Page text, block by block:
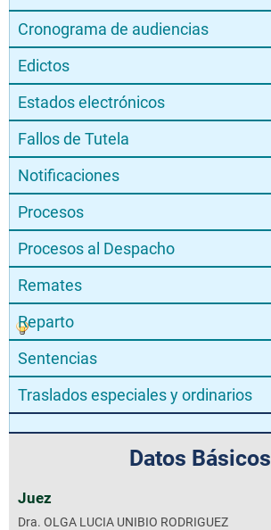
Cronograma de audiencias
Edictos
Estados electrónicos
Fallos de Tutela
Notificaciones
Procesos
Procesos al Despacho
Remates
Reparto
Sentencias
Traslados especiales y ordinarios
Datos Básicos
Juez
Dra. OLGA LUCIA UNIBIO RODRIGUEZ